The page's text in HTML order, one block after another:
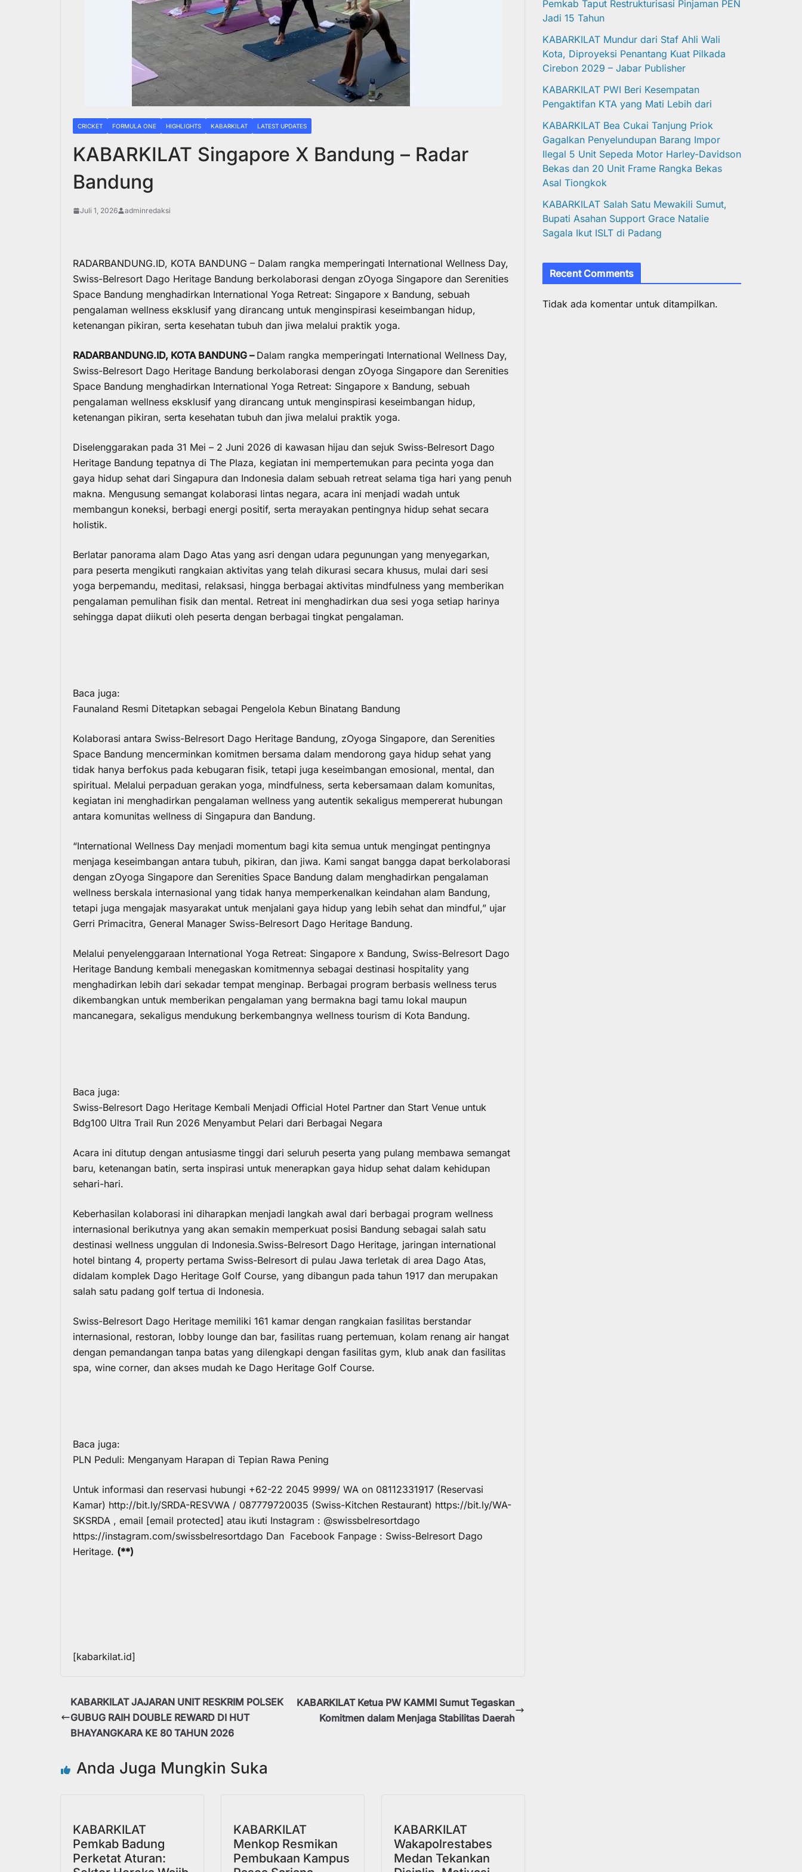
CRICKET FORMULA ONE HIGHLIGHTS KABARKILAT LATEST UPDATES
KABARKILAT Singapore X Bandung – Radar
Bandung
Juli 1, 2026 adminredaksi
RADARBANDUNG.ID, KOTA BANDUNG – Dalam rangka memperingati International Wellness Day,
Swiss-Belresort Dago Heritage Bandung berkolaborasi dengan zOyoga Singapore dan Serenities
Space Bandung menghadirkan International Yoga Retreat: Singapore x Bandung, sebuah
pengalaman wellness eksklusif yang dirancang untuk menginspirasi keseimbangan hidup,
ketenangan pikiran, serta kesehatan tubuh dan jiwa melalui praktik yoga.
RADARBANDUNG.ID, KOTA BANDUNG – Dalam rangka memperingati International Wellness Day,
Swiss-Belresort Dago Heritage Bandung berkolaborasi dengan zOyoga Singapore dan Serenities
Space Bandung menghadirkan International Yoga Retreat: Singapore x Bandung, sebuah
pengalaman wellness eksklusif yang dirancang untuk menginspirasi keseimbangan hidup,
ketenangan pikiran, serta kesehatan tubuh dan jiwa melalui praktik yoga.
Diselenggarakan pada 31 Mei – 2 Juni 2026 di kawasan hijau dan sejuk Swiss-Belresort Dago
Heritage Bandung tepatnya di The Plaza, kegiatan ini mempertemukan para pecinta yoga dan
gaya hidup sehat dari Singapura dan Indonesia dalam sebuah retreat selama tiga hari yang penuh
makna. Mengusung semangat kolaborasi lintas negara, acara ini menjadi wadah untuk
membangun koneksi, berbagi energi positif, serta merayakan pentingnya hidup sehat secara
holistik.
Berlatar panorama alam Dago Atas yang asri dengan udara pegunungan yang menyegarkan,
para peserta mengikuti rangkaian aktivitas yang telah dikurasi secara khusus, mulai dari sesi
yoga berpemandu, meditasi, relaksasi, hingga berbagai aktivitas mindfulness yang memberikan
pengalaman pemulihan fisik dan mental. Retreat ini menghadirkan dua sesi yoga setiap harinya
sehingga dapat diikuti oleh peserta dengan berbagai tingkat pengalaman.
Baca juga:
Faunaland Resmi Ditetapkan sebagai Pengelola Kebun Binatang Bandung
Kolaborasi antara Swiss-Belresort Dago Heritage Bandung, zOyoga Singapore, dan Serenities
Space Bandung mencerminkan komitmen bersama dalam mendorong gaya hidup sehat yang
tidak hanya berfokus pada kebugaran fisik, tetapi juga keseimbangan emosional, mental, dan
spiritual. Melalui perpaduan gerakan yoga, mindfulness, serta kebersamaan dalam komunitas,
kegiatan ini menghadirkan pengalaman wellness yang autentik sekaligus mempererat hubungan
antara komunitas wellness di Singapura dan Bandung.
“International Wellness Day menjadi momentum bagi kita semua untuk mengingat pentingnya
menjaga keseimbangan antara tubuh, pikiran, dan jiwa. Kami sangat bangga dapat berkolaborasi
dengan zOyoga Singapore dan Serenities Space Bandung dalam menghadirkan pengalaman
wellness berskala internasional yang tidak hanya memperkenalkan keindahan alam Bandung,
tetapi juga mengajak masyarakat untuk menjalani gaya hidup yang lebih sehat dan mindful,” ujar
Gerri Primacitra, General Manager Swiss-Belresort Dago Heritage Bandung.
Melalui penyelenggaraan International Yoga Retreat: Singapore x Bandung, Swiss-Belresort Dago
Heritage Bandung kembali menegaskan komitmennya sebagai destinasi hospitality yang
menghadirkan lebih dari sekadar tempat menginap. Berbagai program berbasis wellness terus
dikembangkan untuk memberikan pengalaman yang bermakna bagi tamu lokal maupun
mancanegara, sekaligus mendukung berkembangnya wellness tourism di Kota Bandung.
Baca juga:
Swiss-Belresort Dago Heritage Kembali Menjadi Official Hotel Partner dan Start Venue untuk
Bdg100 Ultra Trail Run 2026 Menyambut Pelari dari Berbagai Negara
Acara ini ditutup dengan antusiasme tinggi dari seluruh peserta yang pulang membawa semangat
baru, ketenangan batin, serta inspirasi untuk menerapkan gaya hidup sehat dalam kehidupan
sehari-hari.
Keberhasilan kolaborasi ini diharapkan menjadi langkah awal dari berbagai program wellness
internasional berikutnya yang akan semakin memperkuat posisi Bandung sebagai salah satu
destinasi wellness unggulan di Indonesia.Swiss-Belresort Dago Heritage, jaringan international
hotel bintang 4, property pertama Swiss-Belresort di pulau Jawa terletak di area Dago Atas,
didalam komplek Dago Heritage Golf Course, yang dibangun pada tahun 1917 dan merupakan
salah satu padang golf tertua di Indonesia.
Swiss-Belresort Dago Heritage memiliki 161 kamar dengan rangkaian fasilitas berstandar
internasional, restoran, lobby lounge dan bar, fasilitas ruang pertemuan, kolam renang air hangat
dengan pemandangan tanpa batas yang dilengkapi dengan fasilitas gym, klub anak dan fasilitas
spa, wine corner, dan akses mudah ke Dago Heritage Golf Course.
Baca juga:
PLN Peduli: Menganyam Harapan di Tepian Rawa Pening
Untuk informasi dan reservasi hubungi +62-22 2045 9999/ WA on 08112331917 (Reservasi
Kamar) http://bit.ly/SRDA-RESVWA / 087779720035 (Swiss-Kitchen Restaurant) https://bit.ly/WA-
SKSRDA , email [email protected] atau ikuti Instagram : @swissbelresortdago
https://instagram.com/swissbelresortdago Dan Facebook Fanpage : Swiss-Belresort Dago
Heritage. (**)
[kabarkilat.id]
KABARKILAT JAJARAN UNIT RESKRIM POLSEK
GUBUG RAIH DOUBLE REWARD DI HUT
BHAYANGKARA KE 80 TAHUN 2026
KABARKILAT Ketua PW KAMMI Sumut Tegaskan
Komitmen dalam Menjaga Stabilitas Daerah
Anda Juga Mungkin Suka
KABARKILAT
Pemkab Badung
Perketat Aturan:
KABARKILAT
Menkop Resmikan
Pembukaan Kampus
KABARKILAT
Wakapolrestabes
Medan Tekankan
Pemkab Taput Restrukturisasi Pinjaman PEN
Jadi 15 Tahun‎
KABARKILAT Mundur dari Staf Ahli Wali
Kota, Diproyeksi Penantang Kuat Pilkada
Cirebon 2029 – Jabar Publisher
KABARKILAT PWI Beri Kesempatan
Pengaktifan KTA yang Mati Lebih dari
KABARKILAT Bea Cukai Tanjung Priok
Gagalkan Penyelundupan Barang Impor
Ilegal 5 Unit Sepeda Motor Harley-Davidson
Bekas dan 20 Unit Frame Rangka Bekas
Asal Tiongkok
KABARKILAT Salah Satu Mewakili Sumut,
Bupati Asahan Support Grace Natalie
Sagala Ikut ISLT di Padang
Recent Comments
Tidak ada komentar untuk ditampilkan.